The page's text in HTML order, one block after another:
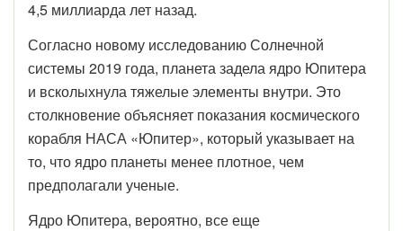
4,5 миллиарда лет назад.
Согласно новому исследованию Солнечной
системы 2019 года, планета задела ядро Юпитера
и всколыхнула тяжелые элементы внутри. Это
столкновение объясняет показания космического
корабля НАСА «Юпитер», который указывает на
то, что ядро планеты менее плотное, чем
предполагали ученые.
Ядро Юпитера, вероятно, все еще